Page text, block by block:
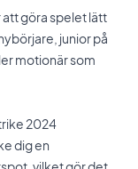
göra spelet lätt
junior på
motionär som
2024
dig en